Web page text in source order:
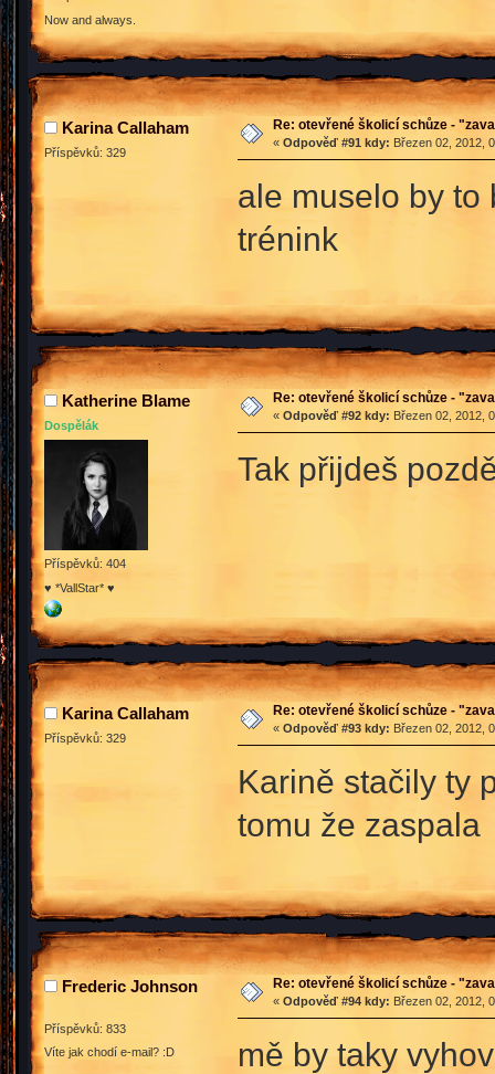
Now and always.
Karina Callaham
Příspěvků: 329
Re: otevřené školicí schůze -
« Odpověď #91 kdy: Březen 02, 2012,
ale muselo by to
trénink
Katherine Blame
Dospělák
Příspěvků: 404
♥ *VallStar* ♥
Re: otevřené školicí schůze -
« Odpověď #92 kdy: Březen 02, 2012,
Tak přijdeš
Karina Callaham
Příspěvků: 329
Re: otevřené školicí schůze -
« Odpověď #93 kdy: Březen 02, 2012,
Karině stačily ty
tomu že zaspala
Frederic Johnson
Příspěvků: 833
Víte jak chodí e-mail? :D
Re: otevřené školicí schůze -
« Odpověď #94 kdy: Březen 02, 2012,
mě by taky